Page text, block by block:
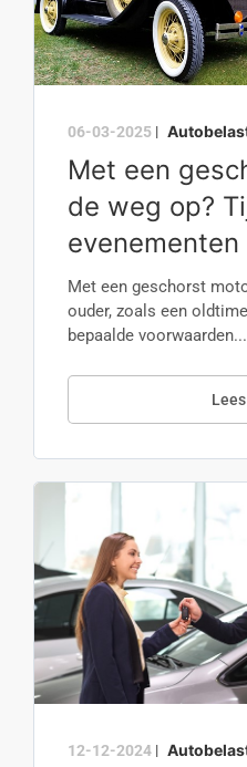
06-03-2025 |
Met een
de weg op?
Met een geschorst
ouder, zoals een
bepaalde voorwaarden...
12-12-2024 |